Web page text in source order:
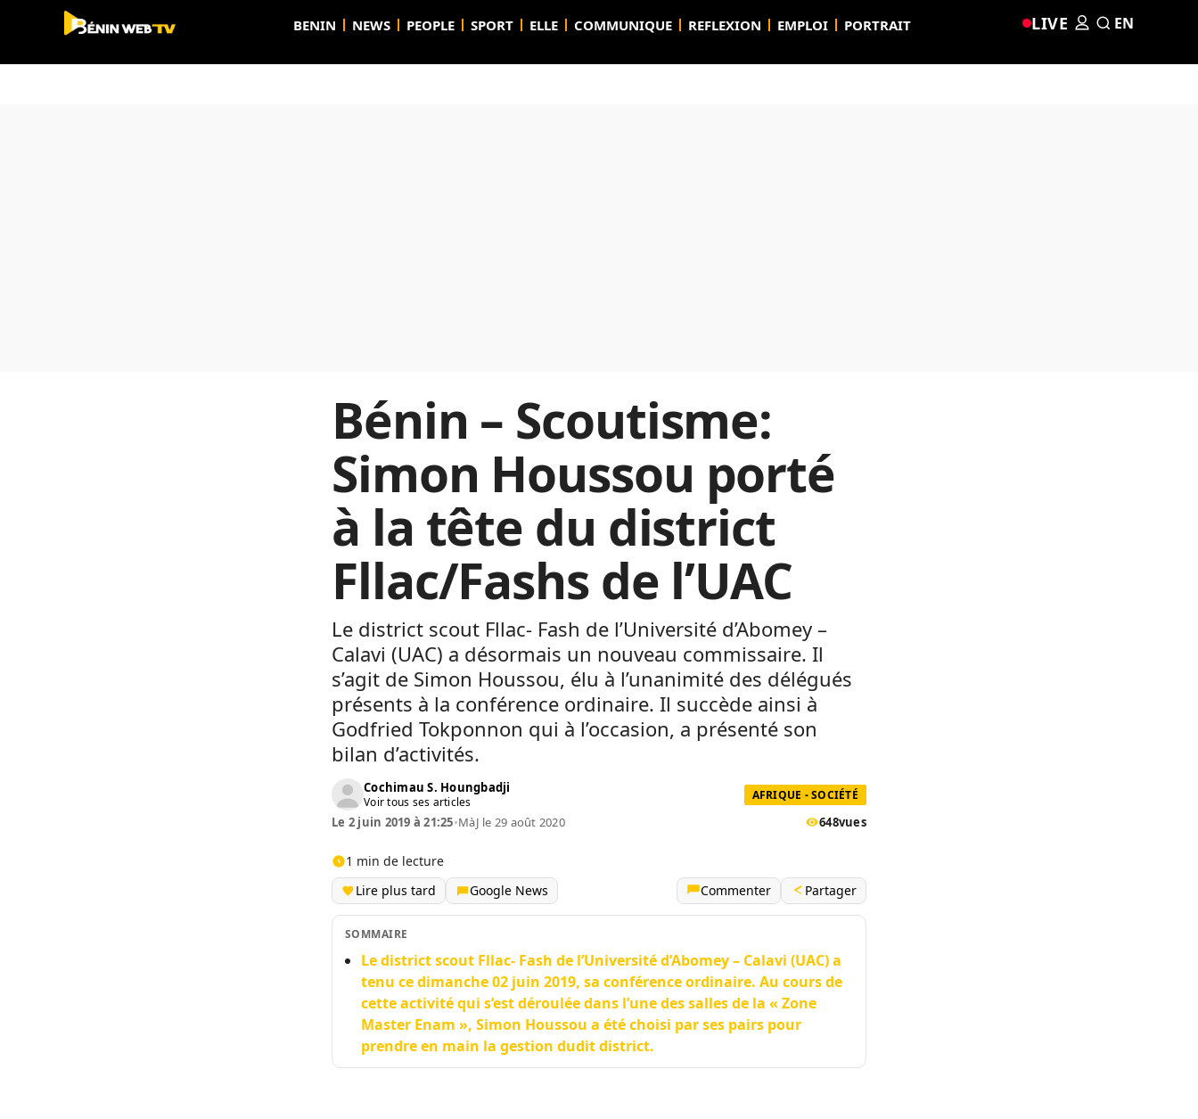
BENIN NEWS PEOPLE SPORT ELLE COMMUNIQUE REFLEXION EMPLOI PORTRAIT LIVE EN
Bénin – Scoutisme:
Simon Houssou porté
à la tête du district
Fllac/Fashs de l’UAC
Le district scout Fllac- Fash de l’Université d’Abomey –
Calavi (UAC) a désormais un nouveau commissaire. Il
s’agit de Simon Houssou, élu à l’unanimité des délégués
présents à la conférence ordinaire. Il succède ainsi à
Godfried Tokponnon qui à l’occasion, a présenté son
bilan d’activités.
Cochimau S. Houngbadji
Voir tous ses articles AFRIQUE - SOCIÉTÉ
Le 2 juin 2019 à 21:25•MàJ le 29 août 2020 648vues
1 min de lecture
Lire plus tard
Google News Commenter Partager
SOMMAIRE
Le district scout Fllac- Fash de l’Université d’Abomey – Calavi (UAC) a
tenu ce dimanche 02 juin 2019, sa conférence ordinaire. Au cours de
cette activité qui s’est déroulée dans l’une des salles de la « Zone
Master Enam », Simon Houssou a été choisi par ses pairs pour
prendre en main la gestion dudit district.